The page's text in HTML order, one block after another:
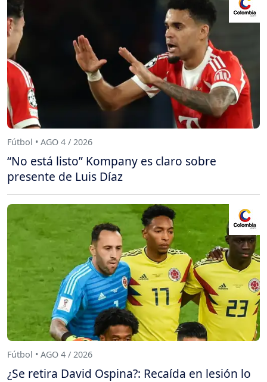
Fútbol • AGO 4 / 2026
“No está listo” Kompany es claro sobre
presente de Luis Díaz
Fútbol • AGO 4 / 2026
¿Se retira David Ospina?: Recaída en lesión lo